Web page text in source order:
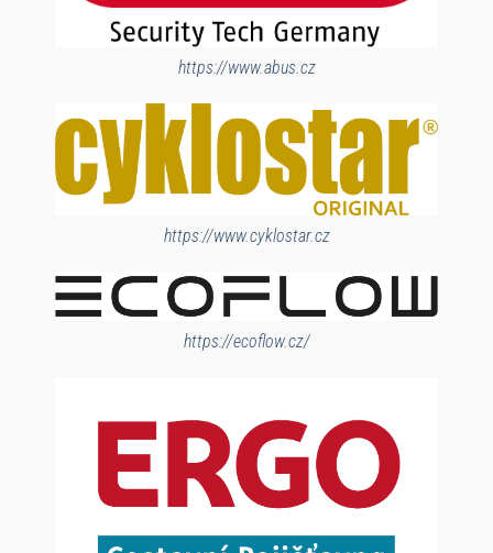
https://www.abus.cz
https://www.cyklostar.cz
https://ecoflow.cz/